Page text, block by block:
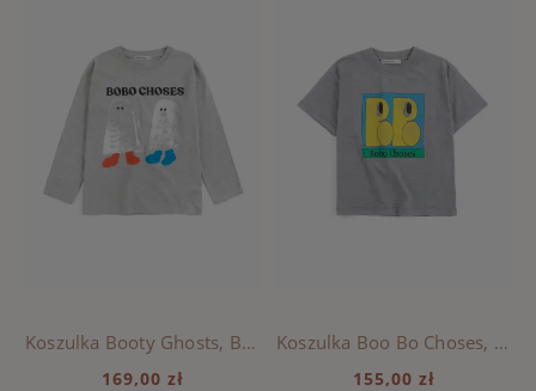
Koszulka Booty Ghosts, BOBO CHOSES - HEATHER GREY
169,00 zł
Koszulka Boo Bo Choses, BOBO CHOSES - HEATHER GREY
155,00 zł